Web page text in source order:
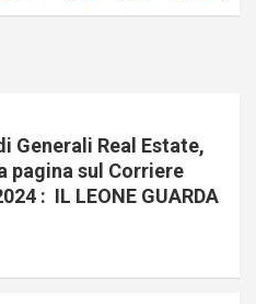
Generali Real Estate,
pagina sul Corriere
: IL LEONE GUARDA